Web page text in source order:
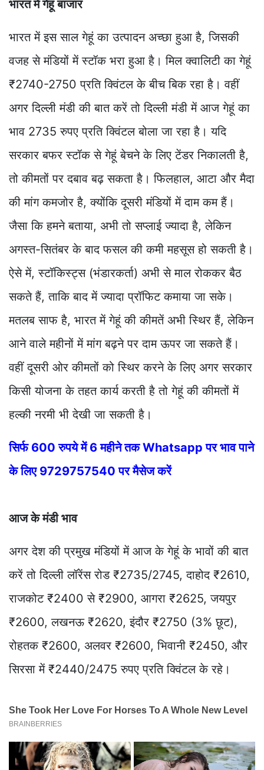
भारत में गेहूं बाजार
भारत में इस साल गेहूं का उत्पादन अच्छा हुआ है, जिसकी
वजह से मंडियों में स्टॉक भरा हुआ है। मिल क्वालिटी का गेहूं
₹2740-2750 प्रति क्विंटल के बीच बिक रहा है। वहीं
अगर दिल्ली मंडी की बात करें तो दिल्ली मंडी में आज गेहूं का
भाव 2735 रुपए प्रति क्विंटल बोला जा रहा है। यदि
सरकार बफर स्टॉक से गेहूं बेचने के लिए टेंडर निकालती है,
तो कीमतों पर दबाव बढ़ सकता है। फिलहाल, आटा और मैदा
की मांग कमजोर है, क्योंकि दूसरी मंडियों में दाम कम हैं।
जैसा कि हमने बताया, अभी तो सप्लाई ज्यादा है, लेकिन
अगस्त-सितंबर के बाद फसल की कमी महसूस हो सकती है।
ऐसे में, स्टॉकिस्ट्स (भंडारकर्ता) अभी से माल रोककर बैठ
सकते हैं, ताकि बाद में ज्यादा प्रॉफिट कमाया जा सके।
मतलब साफ है, भारत में गेहूं की कीमतें अभी स्थिर हैं, लेकिन
आने वाले महीनों में मांग बढ़ने पर दाम ऊपर जा सकते हैं।
वहीं दूसरी ओर कीमतों को स्थिर करने के लिए अगर सरकार
किसी योजना के तहत कार्य करती है तो गेहूं की कीमतों में
हल्की नरमी भी देखी जा सकती है।
सिर्फ 600 रुपये में 6 महीने तक Whatsapp पर भाव पाने
के लिए 9729757540 पर मैसेज करें
आज के मंडी भाव
अगर देश की प्रमुख मंडियों में आज के गेहूं के भावों की बात
करें तो दिल्ली लॉरेंस रोड ₹2735/2745, दाहोद ₹2610,
राजकोट ₹2400 से ₹2900, आगरा ₹2625, जयपुर
₹2600, लखनऊ ₹2620, इंदौर ₹2750 (3% छूट),
रोहतक ₹2600, अलवर ₹2600, भिवानी ₹2450, और
सिरसा में ₹2440/2475 रुपए प्रति क्विंटल के रहे।